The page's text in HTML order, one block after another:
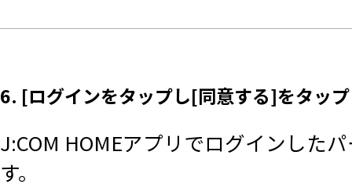
6. [ログインをタップし[同意する]をタップ
J:COM HOMEアプリでログインした
す。